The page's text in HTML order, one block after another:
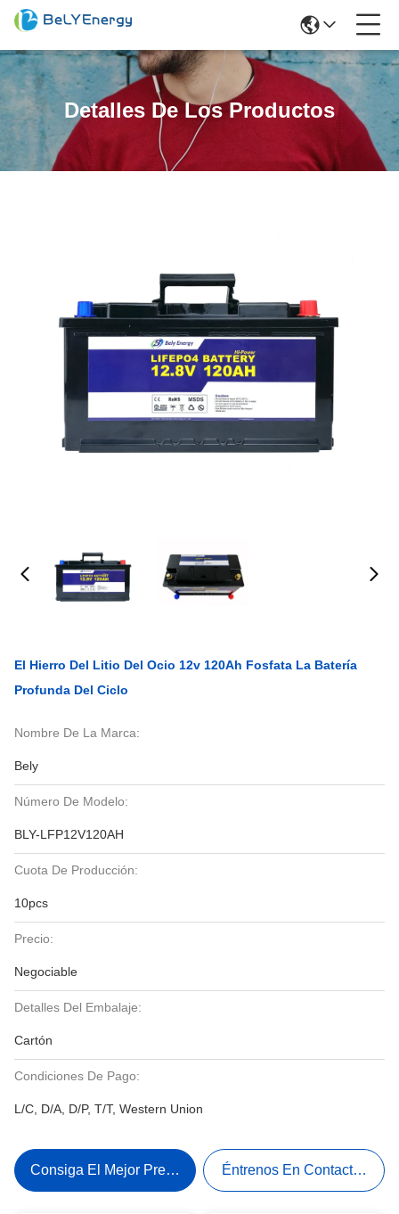
Detalles De Los Productos
El Hierro Del Litio Del Ocio 12v 120Ah Fosfata La Batería
Profunda Del Ciclo
Nombre De La Marca:
Bely
Número De Modelo:
BLY-LFP12V120AH
Cuota De Producción:
10pcs
Precio:
Negociable
Detalles Del Embalaje:
Cartón
Condiciones De Pago:
L/C, D/A, D/P, T/T, Western Union
Consiga El Mejor Precio Éntrenos En Contacto Con